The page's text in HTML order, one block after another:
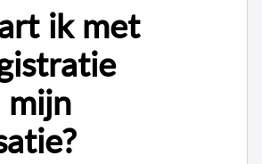
ik met
mijn